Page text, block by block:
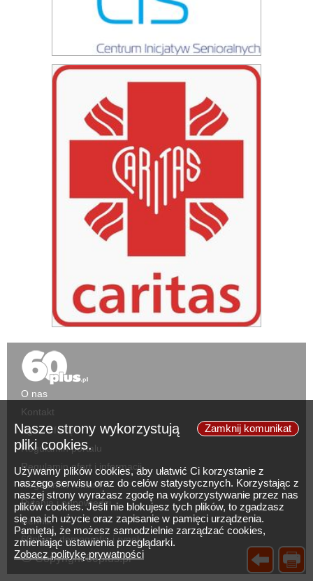
Zamknij komunikat
Nasze strony wykorzystują
pliki cookies.
Używamy plików cookies, aby ułatwić Ci korzystanie z
naszego serwisu oraz do celów statystycznych. Korzystając z
naszej strony wyrażasz zgodę na wykorzystywanie przez nas
plików cookies. Jeśli nie blokujesz tych plików, to zgadzasz
się na ich użycie oraz zapisanie w pamięci urządzenia.
Pamiętaj, że możesz samodzielnie zarządzać cookies,
zmieniając ustawienia przeglądarki.
Zobacz politykę prywatności
O nas
Kontakt
Zgłoś ofertę
Regulamin portalu
Regulamin ofert i informacji
Regulamin reklam
Pytania i odpowiedzi
Cennik
60plus - demografia i rynek
©Copyright 60plus.pl